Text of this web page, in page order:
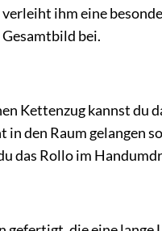
ihm eine
bei.
Kettenzug kannst du
den Raum gelangen
das Rollo im